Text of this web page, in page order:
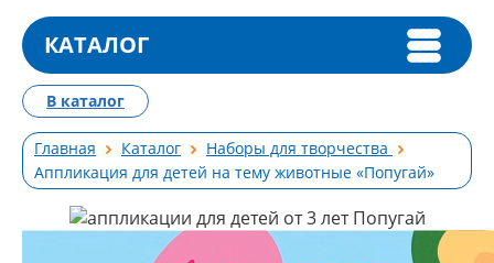
КАТАЛОГ
Главная Каталог
Наборы для творчества
Аппликация для детей на тему животные «Попугай»
В каталог